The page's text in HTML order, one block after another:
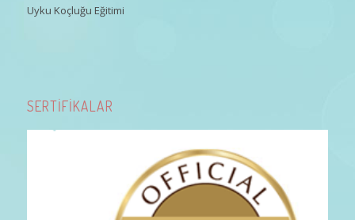
Uyku Koçluğu Eğitimi
SERTİFİKALAR